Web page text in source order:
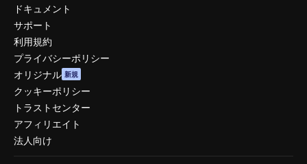
ドキュメント
サポート
利用規約
プライバシーポリシー
オリジナル 新規
クッキーポリシー
トラストセンター
アフィリエイト
法人向け